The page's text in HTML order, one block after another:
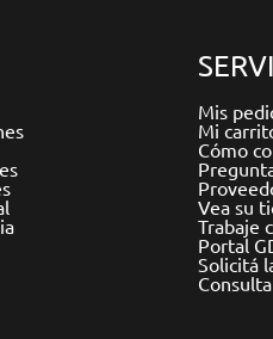
Mis
Mi
Cómo
Vea su
Trabaje
Portal
Solicitá